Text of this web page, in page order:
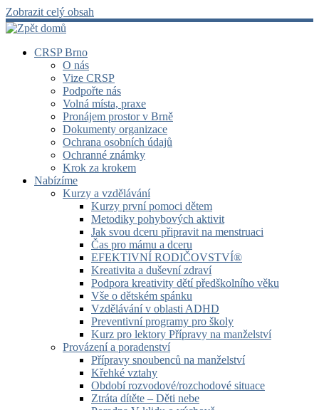
Zobrazit celý obsah
CRSP Brno
O nás
Vize CRSP
Podpořte nás
Volná místa, praxe
Pronájem prostor v Brně
Dokumenty organizace
Ochrana osobních údajů
Ochranné známky
Krok za krokem
Nabízíme
Kurzy a vzdělávání
Kurzy první pomoci dětem
Metodiky pohybových aktivit
Jak svou dceru připravit na menstruaci
Čas pro mámu a dceru
EFEKTIVNÍ RODIČOVSTVÍ®
Kreativita a duševní zdraví
Podpora kreativity dětí předškolního věku
Vše o dětském spánku
Vzdělávání v oblasti ADHD
Preventivní programy pro školy
Kurz pro lektory Přípravy na manželství
Provázení a poradenství
Přípravy snoubenců na manželství
Křehké vztahy
Období rozvodové/rozchodové situace
Ztráta dítěte – Děti nebe